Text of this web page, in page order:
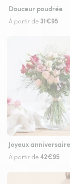
Douceur poudrée
À partir de 31€95
Joyeux anniversaire
À partir de42€95